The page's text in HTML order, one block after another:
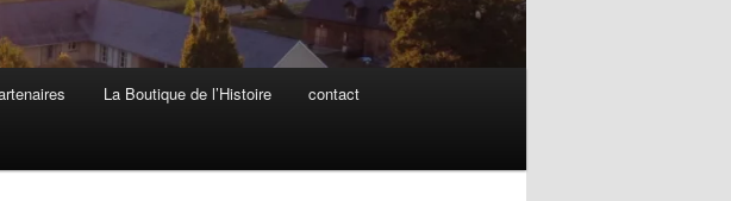
La Boutique de l’Histoire contact